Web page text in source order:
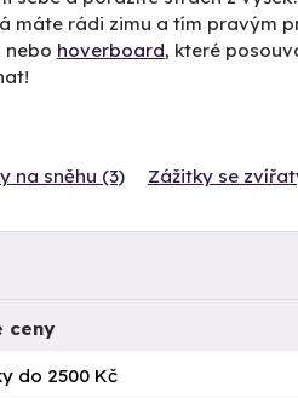
máte rádi zimu a tím pravým
nebo hoverboard, které
na sněhu (3) Zážitky se
ceny